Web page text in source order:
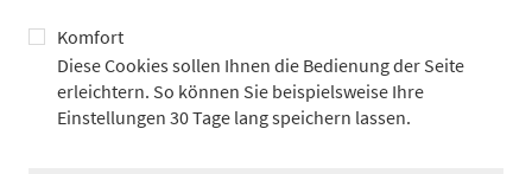
Komfort
Diese Cookies sollen Ihnen die Bedienung der Seite
erleichtern. So können Sie beispielsweise Ihre
Einstellungen 30 Tage lang speichern lassen.